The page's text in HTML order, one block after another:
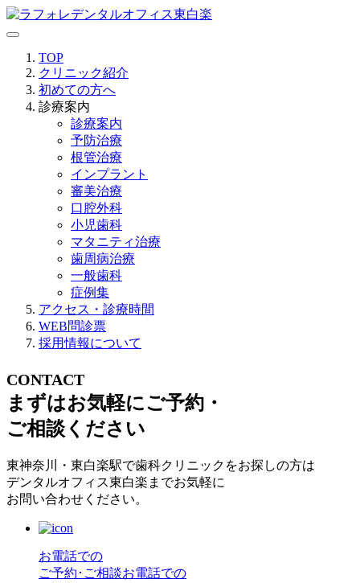
TOP
クリニック紹介
初めての方へ
診療案内
診療案内
予防治療
根管治療
インプラント
審美治療
口腔外科
小児歯科
マタニティ治療
歯周病治療
一般歯科
症例集
アクセス・診療時間
WEB問診票
採用情報について
CONTACT
まずはお気軽にご予約・
ご相談ください
東神奈川・東白楽駅で歯科クリニックをお探しの方は
デンタルオフィス東白楽までお気軽に
お問い合わせください。
お電話での
ご予約･ご相談お電話での